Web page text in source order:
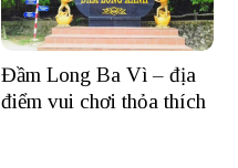
Đầm Long Ba Vì – địa
điểm vui chơi thỏa thích